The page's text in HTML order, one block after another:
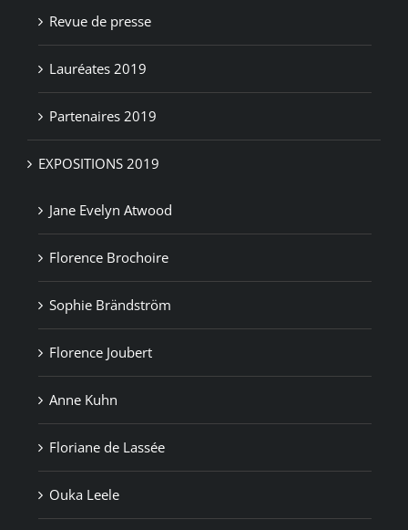
Revue de presse
Lauréates 2019
Partenaires 2019
EXPOSITIONS 2019
Jane Evelyn Atwood
Florence Brochoire
Sophie Brändström
Florence Joubert
Anne Kuhn
Floriane de Lassée
Ouka Leele